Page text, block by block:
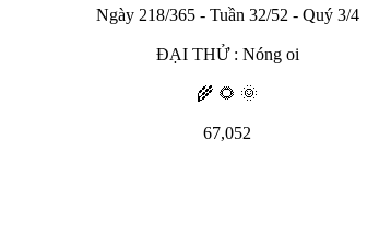
Ngày 218/365 - Tuần 32/52 - Quý 3/4
ĐẠI THỬ : Nóng oi
🌾 🌻 🌞
67,052